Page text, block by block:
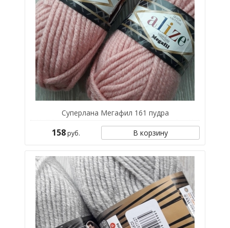
Суперлана Мегафил 161 пудра
158руб. В корзину